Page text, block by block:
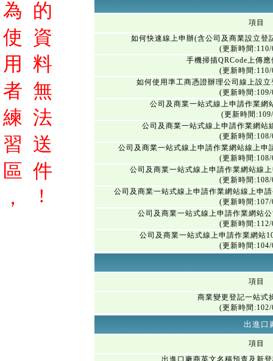
為
使
用
者
練
習
區
，
的
資
料
無
法
送
件
!
項目
如何快速線上申辦(含公司及商業設立登
(更新時間
手機掃描QRCode上傳
(更新時間
如何使用準工商憑證辦理公司線上設
(更新時間
公司及商業一站式線上申請作業網
(更新時間
公司及商業一站式線上申請作業網站
(更新時間
公司及商業一站式線上申請作業網站線上申
(更新時間
公司及商業一站式線上申請作業網站線
(更新時間
公司及商業一站式線上申請作業網站線上申
(更新時間
公司及商業一站式線上申請作業網站
(更新時間
公司及商業一站式線上申請作業網站
(更新時間
項目
商業變更登記一站式
(更新時間
出進口
項目
出進口廠商英文名稱預查及新